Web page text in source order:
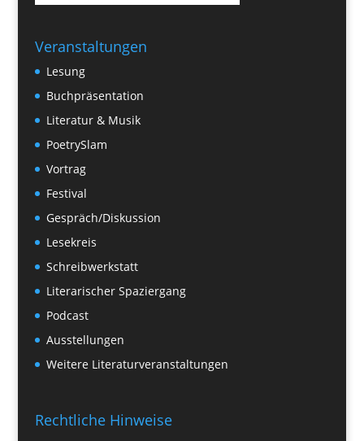
Veranstaltungen
Lesung
Buchpräsentation
Literatur & Musik
PoetrySlam
Vortrag
Festival
Gespräch/Diskussion
Lesekreis
Schreibwerkstatt
Literarischer Spaziergang
Podcast
Ausstellungen
Weitere Literaturveranstaltungen
Rechtliche Hinweise